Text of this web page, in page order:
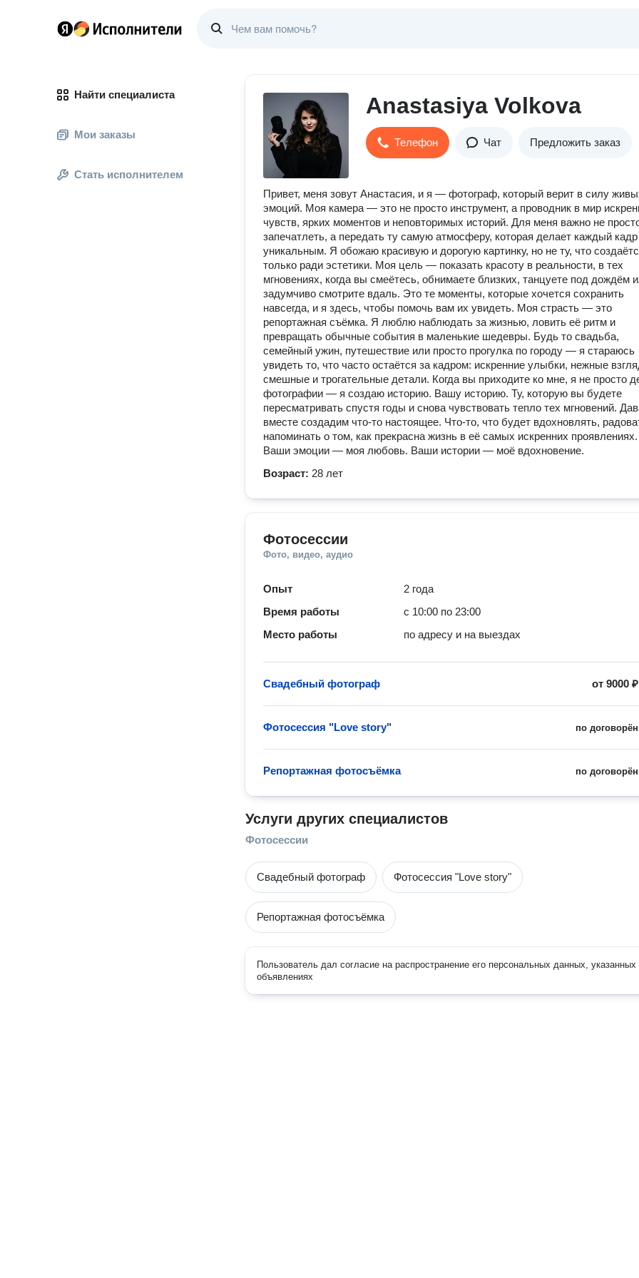
Найти специалиста
Мои заказы
Стать исполнителем
Anastasiya Volkova
Телефон Чат Предложить заказ
Привет, меня зовут Анастасия, и я — фотограф, который верит в силу
эмоций. Моя камера — это не просто инструмент, а проводник в мир
чувств, ярких моментов и неповторимых историй. Для меня важно не
запечатлеть, а передать ту самую атмосферу, которая делает каждый кадр
уникальным. Я обожаю красивую и дорогую картинку, но не ту, что
только ради эстетики. Моя цель — показать красоту в реальности, в тех
мгновениях, когда вы смеётесь, обнимаете близких, танцуете под дождём
задумчиво смотрите вдаль. Это те моменты, которые хочется сохранить
навсегда, и я здесь, чтобы помочь вам их увидеть. Моя страсть — это
репортажная съёмка. Я люблю наблюдать за жизнью, ловить её ритм и
превращать обычные события в маленькие шедевры. Будь то свадьба,
семейный ужин, путешествие или просто прогулка по городу — я стараюсь
увидеть то, что часто остаётся за кадром: искренние улыбки, нежные
смешные и трогательные детали. Когда вы приходите ко мне, я не просто
фотографии — я создаю историю. Вашу историю. Ту, которую вы будете
пересматривать спустя годы и снова чувствовать тепло тех мгновений.
вместе создадим что-то настоящее. Что-то, что будет вдохновлять,
напоминать о том, как прекрасна жизнь в её самых искренних проявлениях.
Ваши эмоции — моя любовь. Ваши истории — моё вдохновение.
Возраст: 28 лет
Фотосессии
Фото, видео, аудио
Опыт
2 года
Время работы
с 10:00 по 23:00
Место работы
по адресу и на выездах
от9000 ₽
Свадебный фотограф
по
Фотосессия "Love story"
по
Репортажная фотосъёмка
Услуги других специалистов
Фотосессии
Свадебный фотограф Фотосессия "Love story"
Репортажная фотосъёмка
Пользователь дал согласие на распространение его персональных данных, указанных
объявлениях